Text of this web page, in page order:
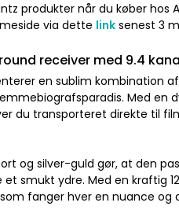
produkter når du køber hos
via dette link senest 3
receiver med 9.4
en sublim kombination
Med en
du transporteret direkte til
og silver-guld gør, at den
et smukt ydre. Med en
fanger hver en nuance og